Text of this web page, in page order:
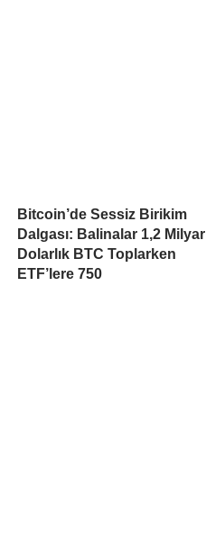
Bitcoin’de Sessiz Birikim
Dalgası: Balinalar 1,2 Milyar
Dolarlık BTC Toplarken
ETF’lere 750